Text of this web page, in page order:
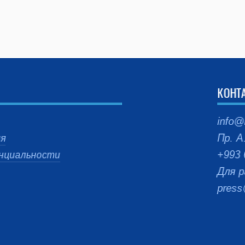
Пр.
+993
Для